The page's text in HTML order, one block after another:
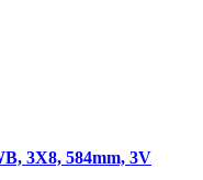
3X8, 584mm, 3V